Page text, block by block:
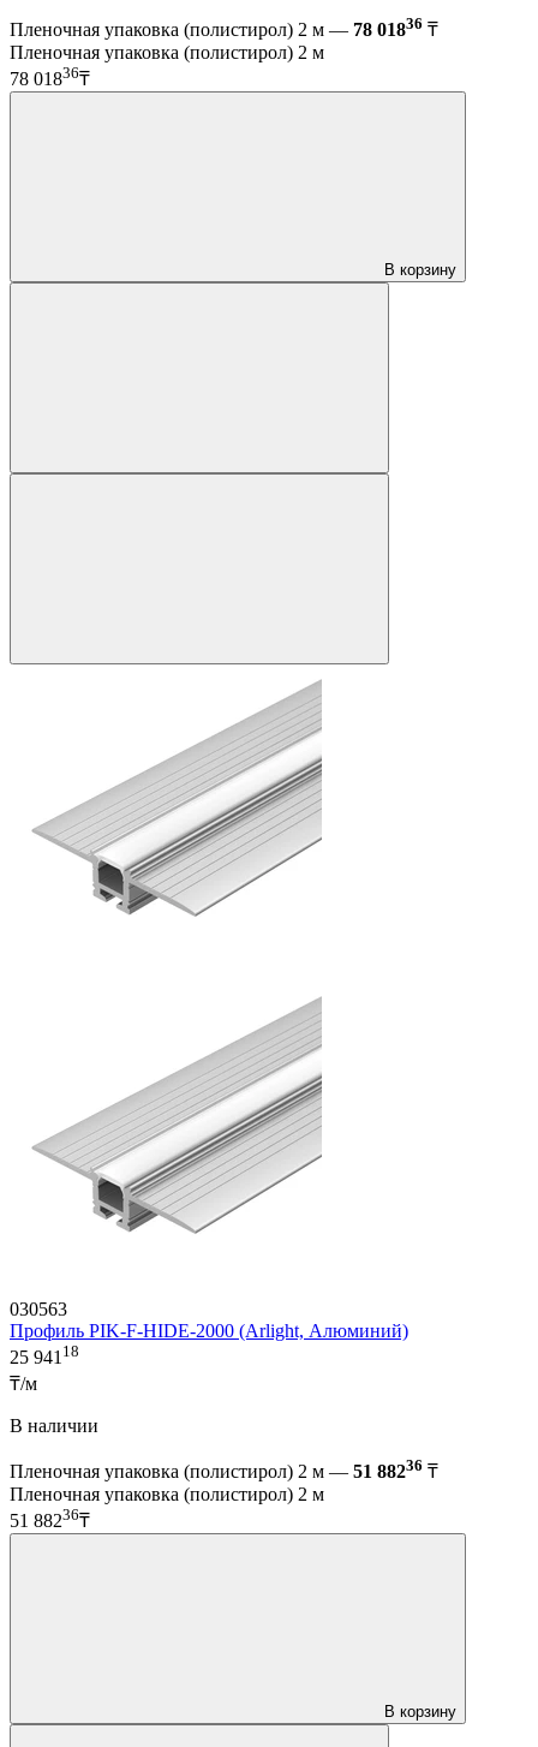
Пленочная упаковка (полистирол) 2 м — 78 01836 ₸
Пленочная упаковка (полистирол) 2 м
78 01836₸
В корзину
030563
Профиль PIK-F-HIDE-2000 (Arlight, Алюминий)
25 94118
₸/м
В наличии
Пленочная упаковка (полистирол) 2 м — 51 88236 ₸
Пленочная упаковка (полистирол) 2 м
51 88236₸
В корзину